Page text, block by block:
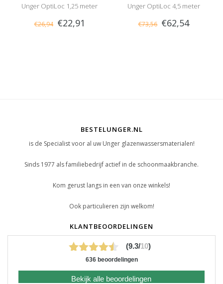
Unger OptiLoc 1,25 meter
€26,94 €22,91
Unger OptiLoc 4,5 meter
€73,56 €62,54
BESTELUNGER.NL
is de Specialist voor al uw Unger glazenwassersmaterialen!
Sinds 1977 als familiebedrijf actief in de schoonmaakbranche.
Kom gerust langs in een van onze winkels!
Ook particulieren zijn welkom!
KLANTBEOORDELINGEN
(9.3/10)
636 beoordelingen
Bekijk alle beoordelingen